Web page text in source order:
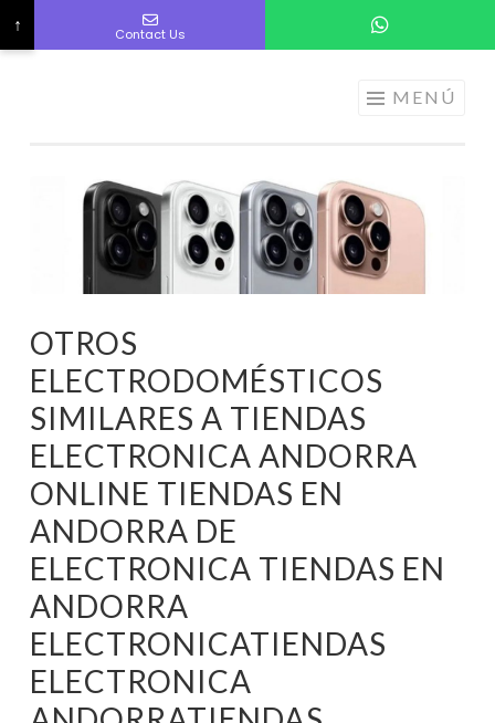
PRECIOS DE
ANDORRA
MENÚ
OTROS
ELECTRODOMÉSTICOS
SIMILARES A TIENDAS
ELECTRONICA ANDORRA
ONLINE TIENDAS EN
ANDORRA DE
ELECTRONICA TIENDAS EN
ANDORRA
ELECTRONICATIENDAS
ELECTRONICA
↑ Contact Us